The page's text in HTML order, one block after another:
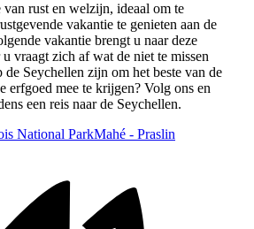
van rust en welzijn, ideaal om te
vakantie te genieten aan de
vakantie brengt u naar deze
vraagt zich af wat de niet te missen
de Seychellen zijn om het beste van de
erfgoed mee te krijgen? Volg ons en
een reis naar de Seychellen.
National ParkMahé - Praslin